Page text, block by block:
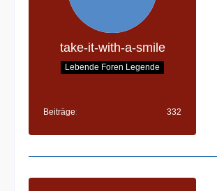
take-it-with-a-smile
Lebende Foren Legende
Beiträge 332